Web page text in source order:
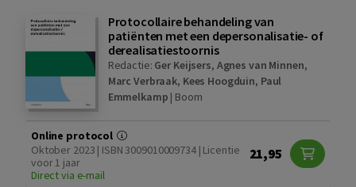
Protocollaire behandeling van
patiënten met een depersonalisatie- of
derealisatiestoornis
Redactie: Ger Keijsers, Agnes van Minnen,
Marc Verbraak, Kees Hoogduin, Paul
Emmelkamp | Boom
Online protocol
Oktober 2023 | ISBN 3009010009734 | Licentie
voor 1 jaar
Direct via e-mail
21,95